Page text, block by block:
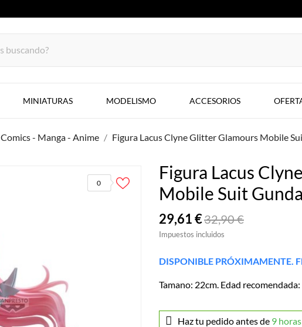
MINIATURAS MODELISMO ACCESORIOS
Comics - Manga - Anime Figura Lacus Clyne Glitter Glamours Mobile
0
Figura Lacus
Mobile Suit
29,61 €32,90 €
Impuestos incluidos
DISPONIBLE PRÓXIMAMENTE.
Tamano: 22cm. Edad
Haz tu pedido antes de 9